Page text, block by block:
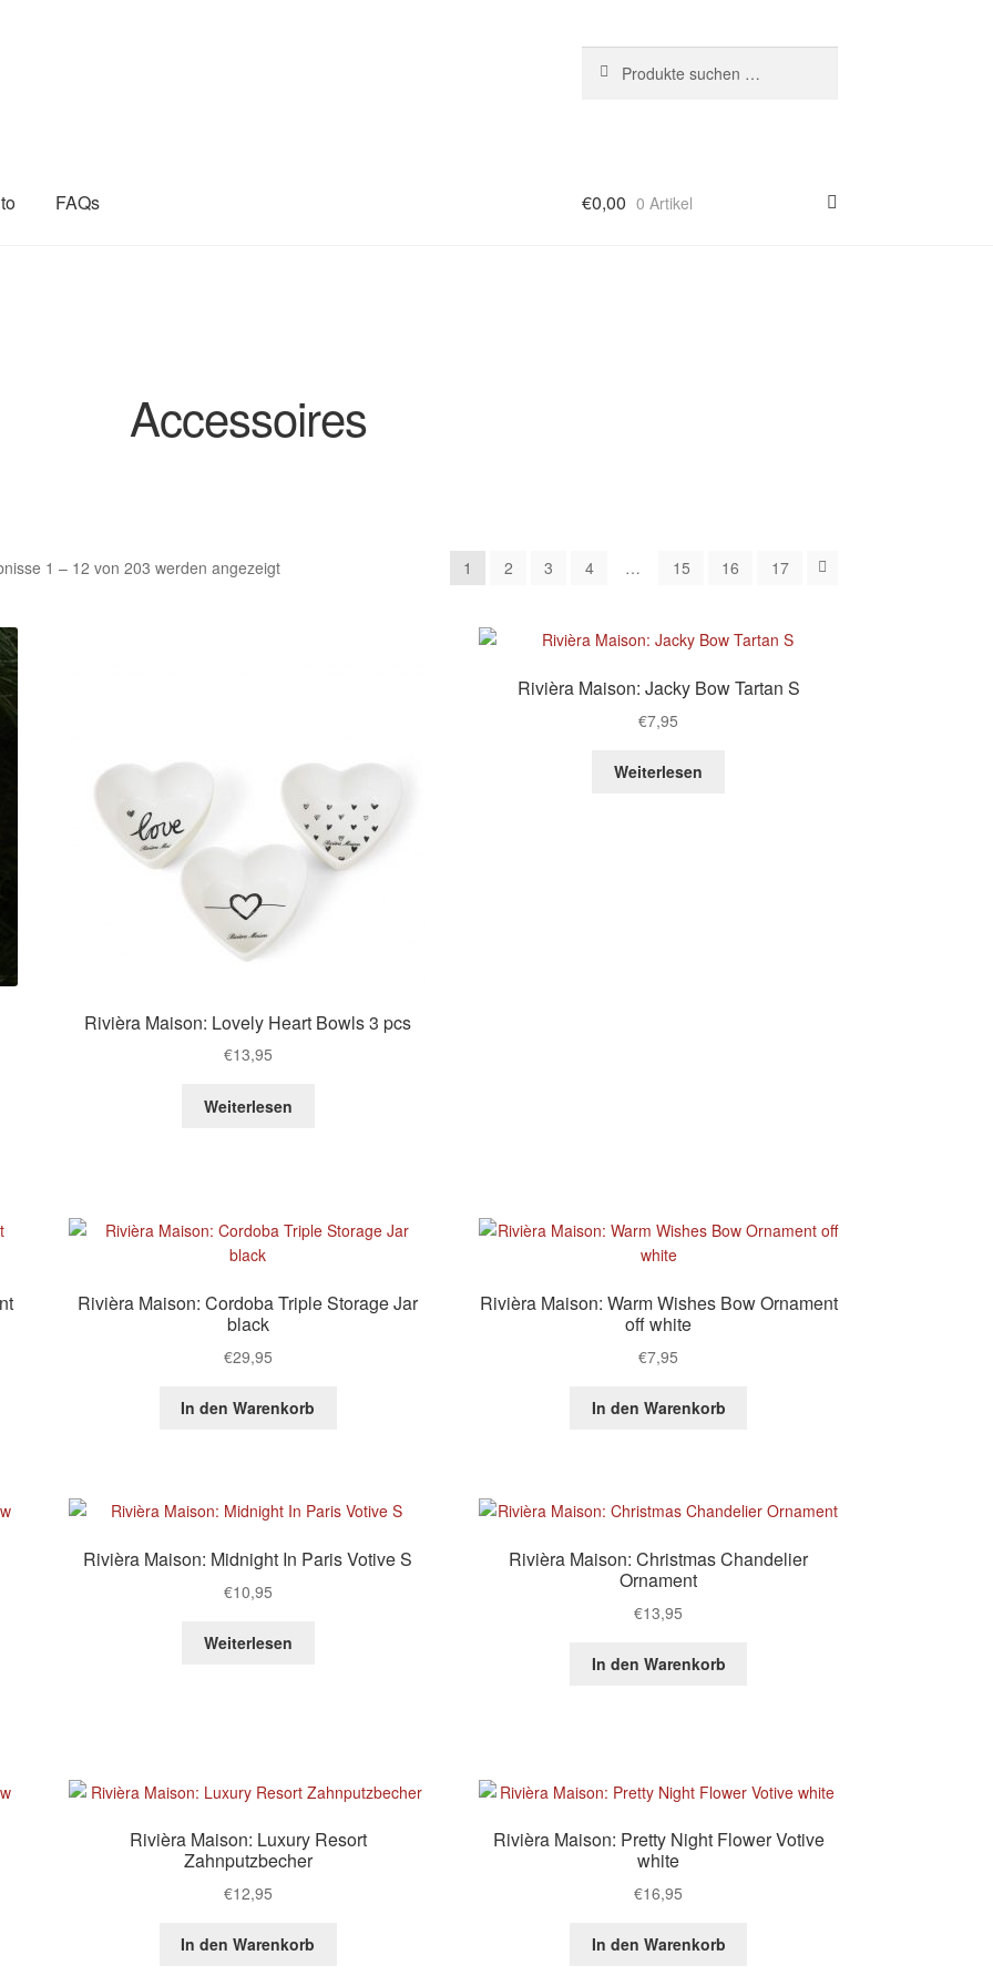
nach:
FAQs €0,00 0 Artikel
Accessoires
1 – 12 von 203 werden angezeigtNach
1 2 3 4 … 15 16 17
Rivièra Maison: Lovely Heart Bowls 3 pcs
€13,95
Weiterlesen
Rivièra Maison: Jacky Bow Tartan S
€7,95
Weiterlesen
Rivièra Maison: Cordoba Triple Storage Jar
black
€29,95
In den Warenkorb
Rivièra Maison: Warm Wishes Bow Ornament
off white
€7,95
In den Warenkorb
Rivièra Maison: Midnight In Paris Votive S
€10,95
Weiterlesen
Rivièra Maison: Christmas Chandelier
Ornament
€13,95
In den Warenkorb
Rivièra Maison: Luxury Resort
Zahnputzbecher
€12,95
In den Warenkorb
Rivièra Maison: Pretty Night Flower Votive
white
€16,95
In den Warenkorb